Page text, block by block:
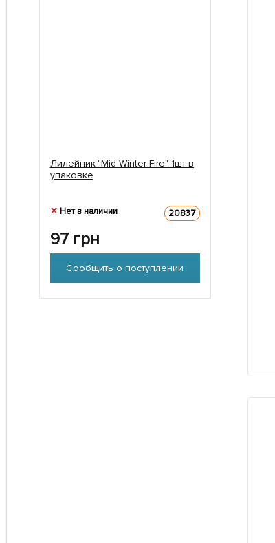
Лилейник "Mid Winter Fire" 1шт в
упаковке
Нет в наличии 20837
97грн
Сообщить о поступлении